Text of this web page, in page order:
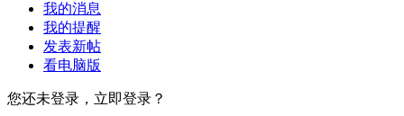
我的消息
我的提醒
发表新帖
看电脑版
您还未登录，立即登录？